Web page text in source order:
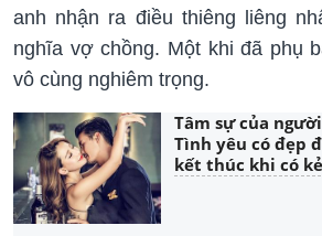
anh nhận ra điều thiêng liêng
nghĩa vợ chồng. Một khi đã phụ
vô cùng nghiêm trọng.
Tâm sự của
Tình yêu có đẹp
kết thúc khi có